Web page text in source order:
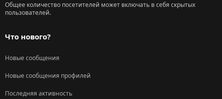
Общее количество посетителей может включать в себя скрытых
пользователей.
Что нового?
Новые сообщения
Новые сообщения профилей
Последняя активность